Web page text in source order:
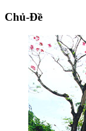
Chủ-Đề